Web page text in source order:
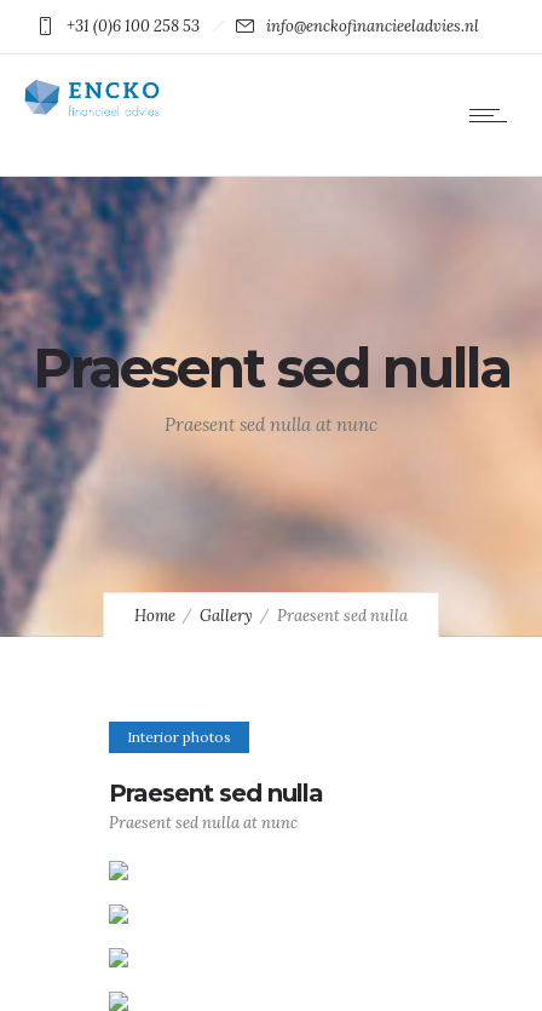
+31 (0)6 100 258 53 info@enckofinancieeladvies.nl
Praesent sed nulla
Praesent sed nulla at nunc
Home Gallery Praesent sed nulla
Interior photos
Praesent sed nulla
Praesent sed nulla at nunc